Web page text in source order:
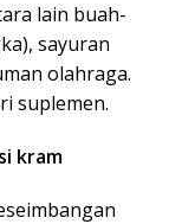
lain buah-
sayuran
olahraga.
suplemen.
kram